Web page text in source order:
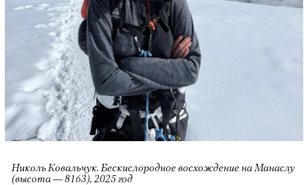
Николь Ковальчук. Бескислородное восхождение на Манаслу
(высота — 8163), 2025 год